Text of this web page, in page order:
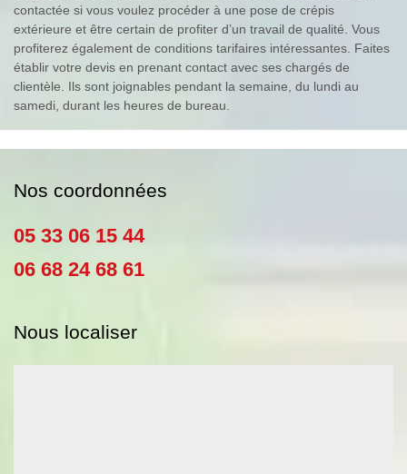
contactée si vous voulez procéder à une pose de crépis
extérieure et être certain de profiter d’un travail de qualité. Vous
profiterez également de conditions tarifaires intéressantes. Faites
établir votre devis en prenant contact avec ses chargés de
clientèle. Ils sont joignables pendant la semaine, du lundi au
samedi, durant les heures de bureau.
Nos coordonnées
05 33 06 15 44
06 68 24 68 61
Nous localiser